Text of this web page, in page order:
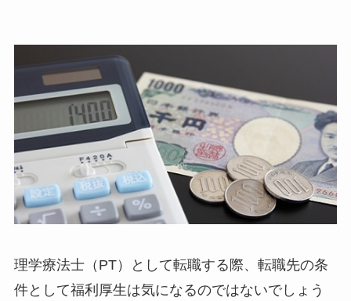
理学療法士（PT）として転職する際、転職先の条
件として福利厚生は気になるのではないでしょう